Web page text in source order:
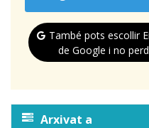
També pots escollir
de Google i no
Arxivat a